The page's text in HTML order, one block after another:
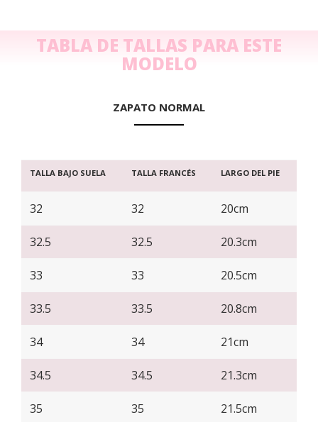
TABLA DE TALLAS PARA ESTE
MODELO
ZAPATO NORMAL
TALLA BAJO SUELA TALLA FRANCÉS LARGO DEL PIE
32 32 20cm
32.5 32.5 20.3cm
33 33 20.5cm
33.5 33.5 20.8cm
34 34 21cm
34.5 34.5 21.3cm
35 35 21.5cm